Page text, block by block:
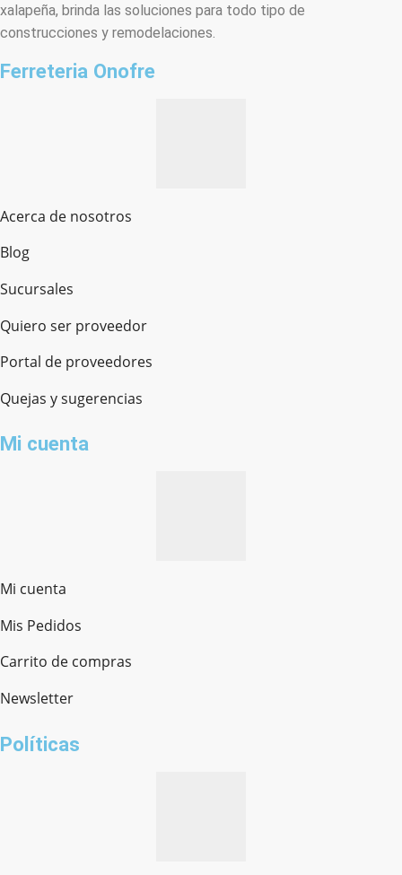
xalapeña, brinda las soluciones para todo tipo de
construcciones y remodelaciones.
Ferreteria Onofre
Acerca de nosotros
Blog
Sucursales
Quiero ser proveedor
Portal de proveedores
Quejas y sugerencias
Mi cuenta
Mi cuenta
Mis Pedidos
Carrito de compras
Newsletter
Políticas